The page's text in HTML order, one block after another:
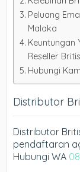
Peluang
Malaka
Keuntungan
Reseller
Hubungi
Distributor
Distributor
pendaftaran
Hubungi WA